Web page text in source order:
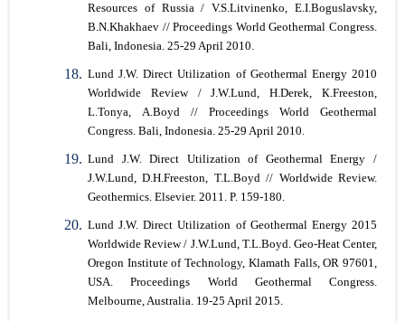
Resources of Russia / V.S.Litvinenko, E.I.Boguslavsky,
B.N.Khakhaev // Proceedings World Geothermal Congress.
Bali, Indonesia. 25-29 April 2010.
Lund J.W. Direct Utilization of Geothermal Energy 2010
Worldwide Review / J.W.Lund, H.Derek, К.Freeston,
L.Tonya, А.Boyd // Proceedings World Geothermal
Congress. Bali, Indonesia. 25-29 April 2010.
Lund J.W. Direct Utilization of Geothermal Energy /
J.W.Lund, D.H.Freeston, T.L.Boyd // Worldwide Review.
Geothermics. Elsevier. 2011. P. 159-180.
Lund J.W. Direct Utilization of Geothermal Energy 2015
Worldwide Review / J.W.Lund, T.L.Boyd. Geo-Heat Center,
Oregon Institute of Technology, Klamath Falls, OR 97601,
USA. Proceedings World Geothermal Congress.
Melbourne, Australia. 19-25 April 2015.